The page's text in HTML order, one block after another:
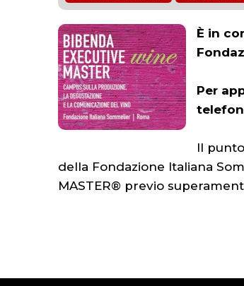
È in
Per
Il
della Fondazione Italiana
MASTER® previo